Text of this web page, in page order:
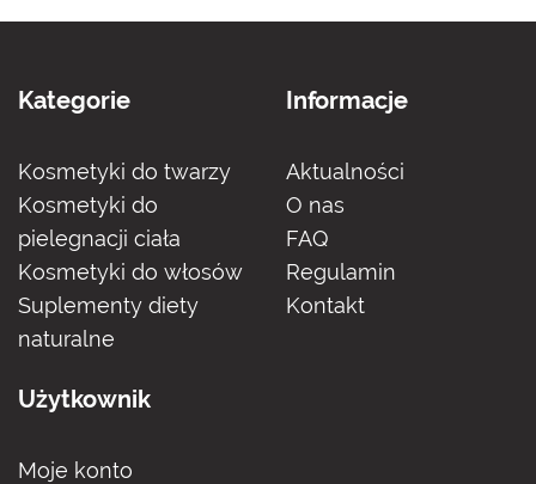
Kategorie
Kosmetyki do twarzy
Kosmetyki do
pielegnacji ciała
Kosmetyki do włosów
Suplementy diety
naturalne
Informacje
Aktualności
O nas
FAQ
Regulamin
Kontakt
Użytkownik
Moje konto